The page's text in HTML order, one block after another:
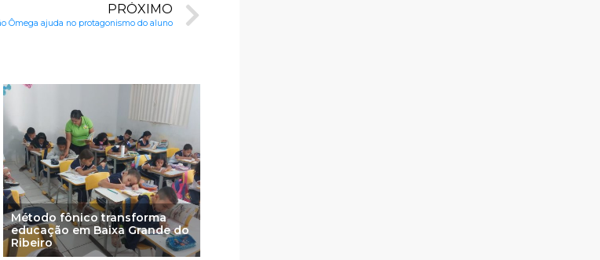
PRÓXIMO
Ômega ajuda no protagonismo do aluno
Método fônico transforma
educação em Baixa Grande do
Ribeiro